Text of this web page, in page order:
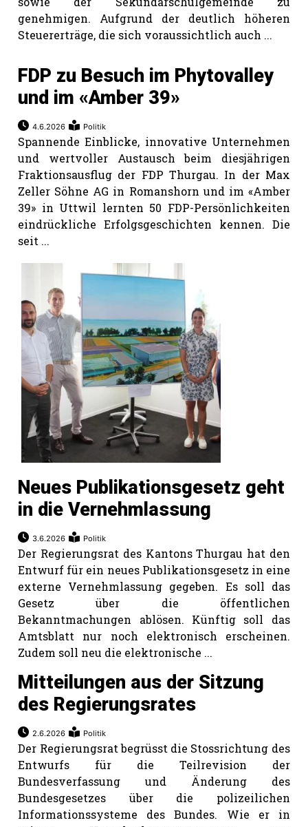
genehmigen. Aufgrund der deutlich höheren
Steuererträge, die sich voraussichtlich auch ...
FDP zu Besuch im Phytovalley
und im «Amber 39»
4.6.2026 Politik
Spannende Einblicke, innovative Unternehmen
und wertvoller Austausch beim diesjährigen
Fraktionsausflug der FDP Thurgau. In der Max
Zeller Söhne AG in Romanshorn und im «Amber
39» in Uttwil lernten 50 FDP-Persönlichkeiten
eindrückliche Erfolgsgeschichten kennen. Die
seit ...
Neues Publikationsgesetz geht
in die Vernehmlassung
3.6.2026 Politik
Der Regierungsrat des Kantons Thurgau hat den
Entwurf für ein neues Publikationsgesetz in eine
externe Vernehmlassung gegeben. Es soll das
Gesetz über die öffentlichen
Bekanntmachungen ablösen. Künftig soll das
Amtsblatt nur noch elektronisch erscheinen.
Zudem soll neu die elektronische ...
Mitteilungen aus der Sitzung
des Regierungsrates
2.6.2026 Politik
Der Regierungsrat begrüsst die Stossrichtung des
Entwurfs für die Teilrevision der
Bundesverfassung und Änderung des
Bundesgesetzes über die polizeilichen
Informationssysteme des Bundes. Wie er in